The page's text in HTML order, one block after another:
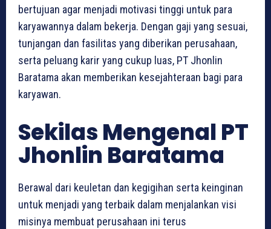
bertujuan agar menjadi motivasi tinggi untuk para
karyawannya dalam bekerja. Dengan gaji yang sesuai,
tunjangan dan fasilitas yang diberikan perusahaan,
serta peluang karir yang cukup luas, PT Jhonlin
Baratama akan memberikan kesejahteraan bagi para
karyawan.
Sekilas Mengenal PT
Jhonlin Baratama
Berawal dari keuletan dan kegigihan serta keinginan
untuk menjadi yang terbaik dalam menjalankan visi
misinya membuat perusahaan ini terus